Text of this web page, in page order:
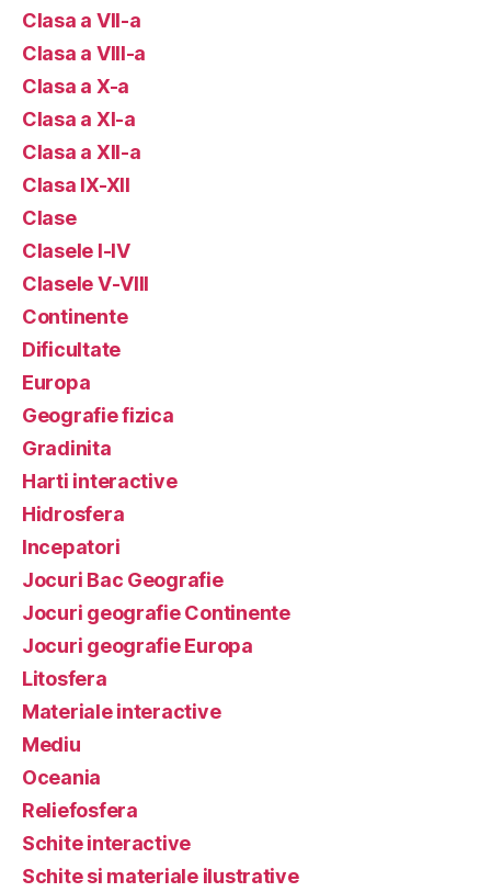
Clasa a VII-a
Clasa a VIII-a
Clasa a X-a
Clasa a XI-a
Clasa a XII-a
Clasa IX-XII
Clase
Clasele I-IV
Clasele V-VIII
Continente
Dificultate
Europa
Geografie fizica
Gradinita
Harti interactive
Hidrosfera
Incepatori
Jocuri Bac Geografie
Jocuri geografie Continente
Jocuri geografie Europa
Litosfera
Materiale interactive
Mediu
Oceania
Reliefosfera
Schite interactive
Schite si materiale ilustrative